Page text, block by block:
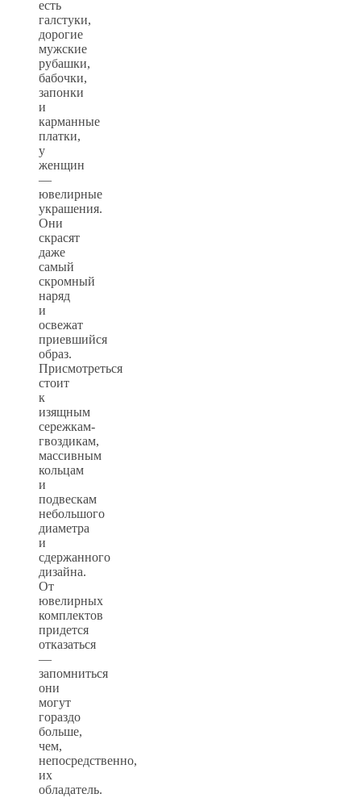
есть
галстуки,
дорогие
мужские
рубашки,
бабочки,
запонки
и
карманные
платки,
у
женщин
—
ювелирные
украшения.
Они
скрасят
даже
самый
скромный
наряд
и
освежат
приевшийся
образ.
Присмотреться
стоит
к
изящным
сережкам-
гвоздикам,
массивным
кольцам
и
подвескам
небольшого
диаметра
и
сдержанного
дизайна.
От
ювелирных
комплектов
придется
отказаться
—
запомниться
они
могут
гораздо
больше,
чем,
непосредственно,
их
обладатель.